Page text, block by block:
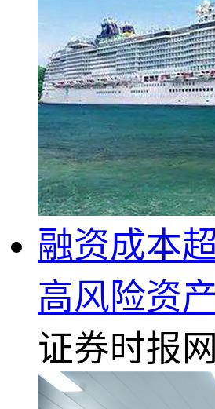
融资成本
高风险资
证券时报网